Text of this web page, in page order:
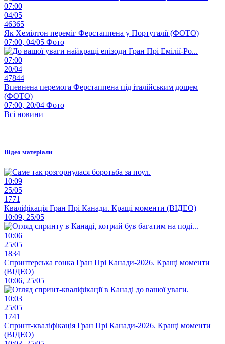
07:00
04/05
46365
Як Хемілтон переміг Ферстаппена у Португалії (ФОТО)
07:00, 04/05 Фото
07:00
20/04
47844
Впевнена перемога Ферстаппена під італійським дощем
(ФОТО)
07:00, 20/04 Фото
Всі новини
Відео матеріали
10:09
25/05
1771
Кваліфікація Гран Прі Канади. Кращі моменти (ВІДЕО)
10:09, 25/05
10:06
25/05
1834
Спринтерська гонка Гран Прі Канади-2026. Кращі моменти
(ВІДЕО)
10:06, 25/05
10:03
25/05
1741
Спринт-кваліфікація Гран Прі Канади-2026. Кращі моменти
(ВІДЕО)